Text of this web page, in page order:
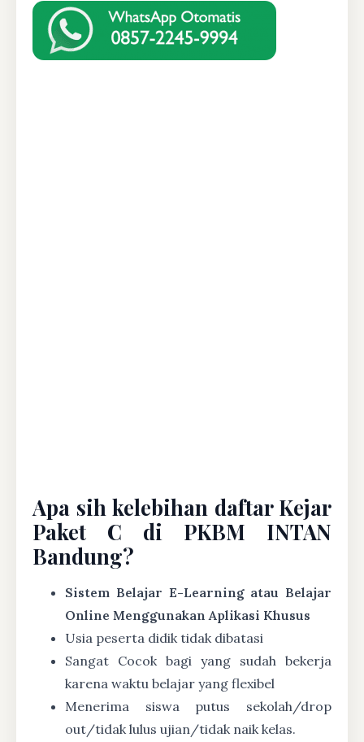
Apa sih kelebihan daftar Kejar
Paket C di PKBM INTAN
Bandung?
Sistem Belajar E-Learning atau Belajar
Online Menggunakan Aplikasi Khusus
Usia peserta didik tidak dibatasi
Sangat Cocok bagi yang sudah bekerja
karena waktu belajar yang flexibel
Menerima siswa putus sekolah/drop
out/tidak lulus ujian/tidak naik kelas.